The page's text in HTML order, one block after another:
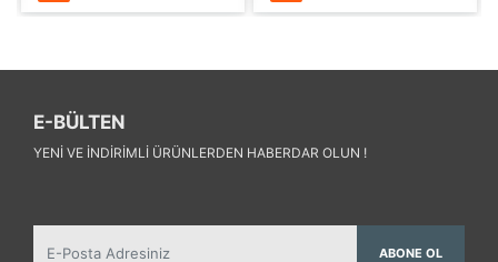
E-BÜLTEN
YENI VE INDIRIMLI ÜRÜNLERDEN HABERDAR OLUN !
ABONE OL